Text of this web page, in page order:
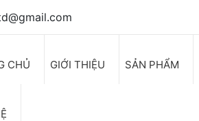
CHỦ GIỚI THIỆU SẢN PHẨM